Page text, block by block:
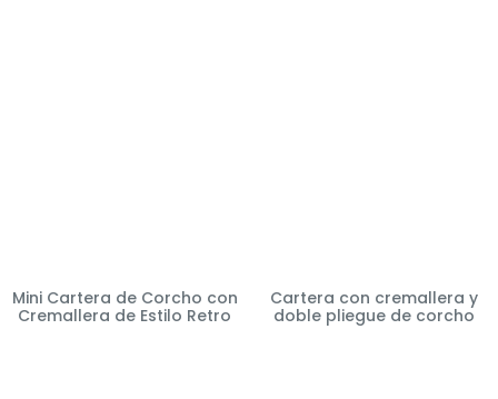
Mini Cartera de Corcho con
Cremallera de Estilo Retro
Cartera con cremallera y
doble pliegue de corcho